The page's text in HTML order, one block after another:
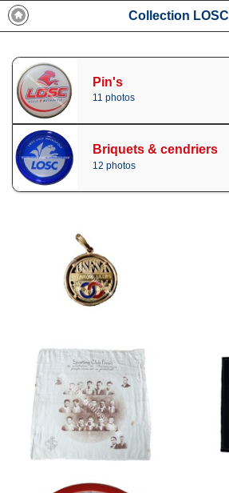
Collection LOSC
Pin's
11 photos
Briquets & cendriers
12 photos